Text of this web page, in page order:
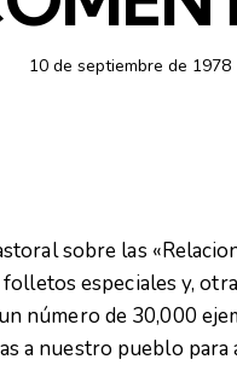
10 de septiembre de 1978
sobre las
especiales y,
número de 30,000
a nuestro pueblo para